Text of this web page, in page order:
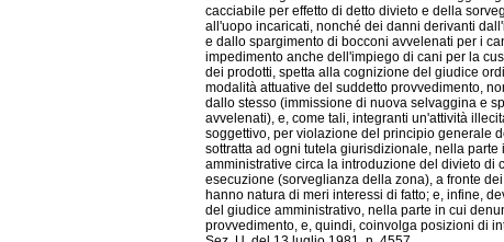
cacciabile per effetto di detto divieto e della
all'uopo incaricati, nonché dei danni derivanti
e dallo spargimento di bocconi avvelenati per i
impedimento anche dell'impiego di cani per la
dei prodotti, spetta alla cognizione del giudice
modalità attuative del suddetto provvedimento,
dallo stesso (immissione di nuova selvaggina e
avvelenati), e, come tali, integranti un'attività
soggettivo, per violazione del principio generale
sottratta ad ogni tutela giurisdizionale, nella parte
amministrative circa la introduzione del divieto di
esecuzione (sorveglianza della zona), a fronte
hanno natura di meri interessi di fatto; e, infine,
del giudice amministrativo, nella parte in cui
provvedimento, e, quindi, coinvolga posizioni di